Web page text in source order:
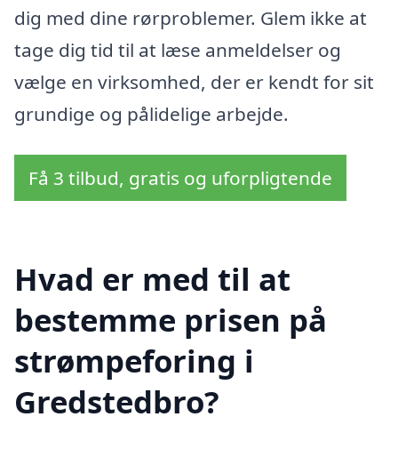
dig med dine rørproblemer. Glem ikke at
tage dig tid til at læse anmeldelser og
vælge en virksomhed, der er kendt for sit
grundige og pålidelige arbejde.
Få 3 tilbud, gratis og uforpligtende
Hvad er med til at
bestemme prisen på
strømpeforing i
Gredstedbro?